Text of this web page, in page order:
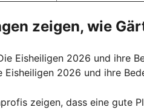
zeigen, wie
Eisheiligen 2026 und ihre
zeigen, dass eine gute